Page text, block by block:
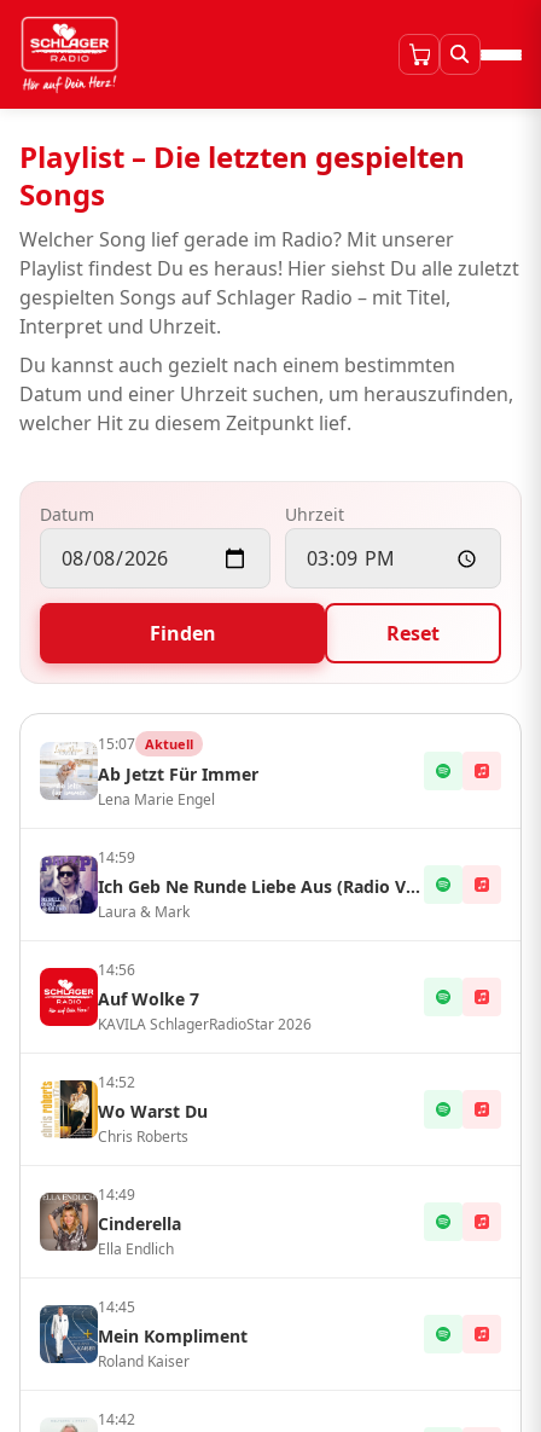
Playlist – Die letzten gespielten
Songs
Welcher Song lief gerade im Radio? Mit unserer
Playlist findest Du es heraus! Hier siehst Du alle zuletzt
gespielten Songs auf Schlager Radio – mit Titel,
Interpret und Uhrzeit.
Du kannst auch gezielt nach einem bestimmten
Datum und einer Uhrzeit suchen, um herauszufinden,
welcher Hit zu diesem Zeitpunkt lief.
Datum Uhrzeit
Finden Reset
15:07 Aktuell
Ab Jetzt Für Immer
Lena Marie Engel
14:59
Ich Geb Ne Runde Liebe Aus (Radio Version)
Laura & Mark
14:56
Auf Wolke 7
KAVILA SchlagerRadioStar 2026
14:52
Wo Warst Du
Chris Roberts
14:49
Cinderella
Ella Endlich
14:45
Mein Kompliment
Roland Kaiser
14:42